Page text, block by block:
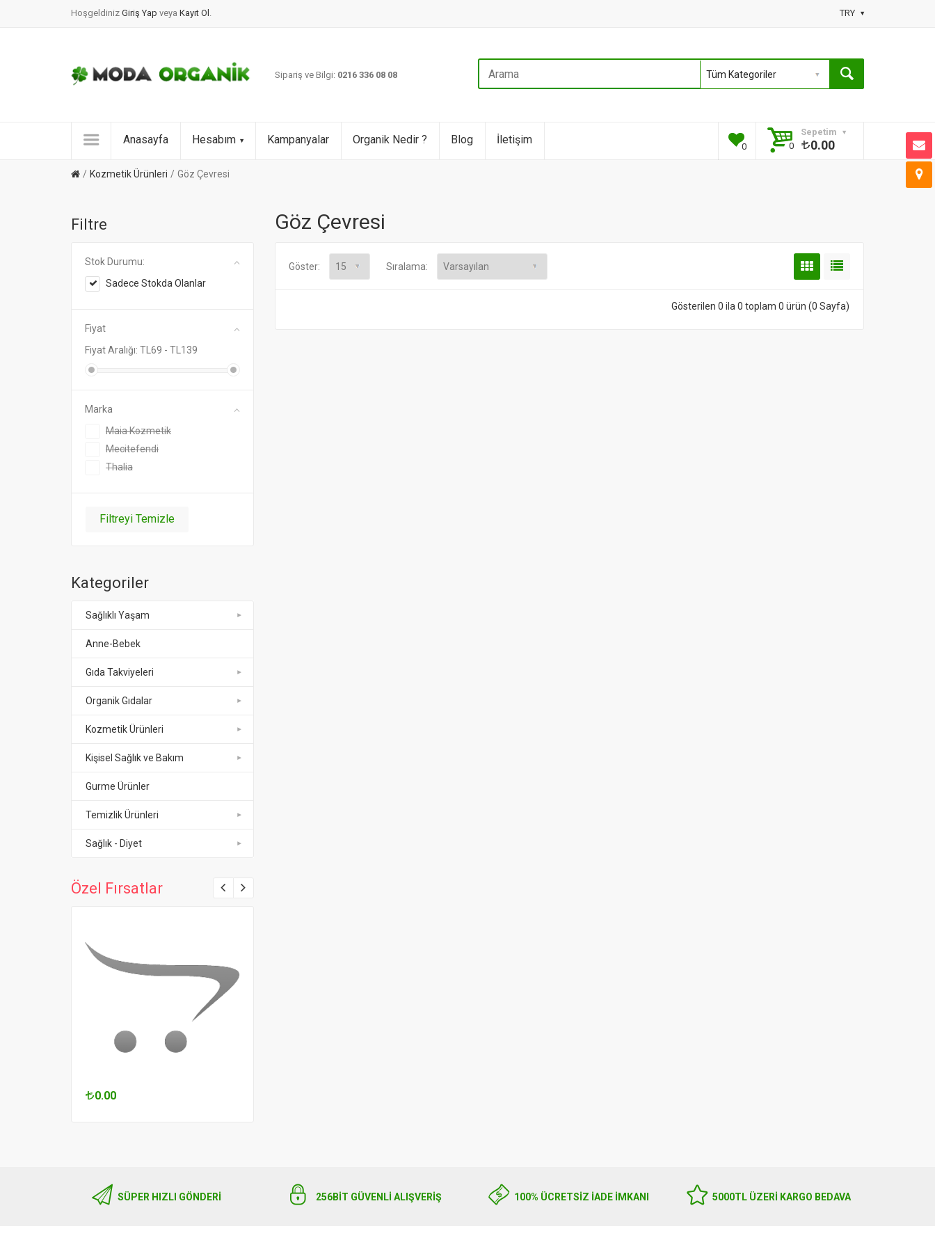
Hoşgeldiniz Giriş Yap veya Kayıt Ol . TRY
Sipariş ve Bilgi: 0216 336 08 08
Anasayfa Hesabım Kampanyalar Organik Nedir ? Blog İletişim
0
Sepetim
0
0.00
Kozmetik Ürünleri Göz Çevresi
Filtre
Stok Durumu:
Sadece Stokda Olanlar
Fiyat
Fiyat Aralığı: TL 69 - TL 139
Marka
Maia Kozmetik
Mecitefendi
Thalia
Filtreyi Temizle
Kategoriler
Sağlıklı Yaşam
Anne-Bebek
Gıda Takviyeleri
Organik Gıdalar
Kozmetik Ürünleri
Kişisel Sağlık ve Bakım
Gurme Ürünler
Temizlik Ürünleri
Sağlık - Diyet
Özel Fırsatlar
0.00
Göz Çevresi
Göster: Sıralama:
Gösterilen 0 ila 0 toplam 0 ürün (0 Sayfa)
SÜPER HIZLI GÖNDERI 256BIT GÜVENLİ ALIŞVERİŞ 100% ÜCRETSİZ İADE İMKANI 5000TL ÜZERI KARGO BEDAVA